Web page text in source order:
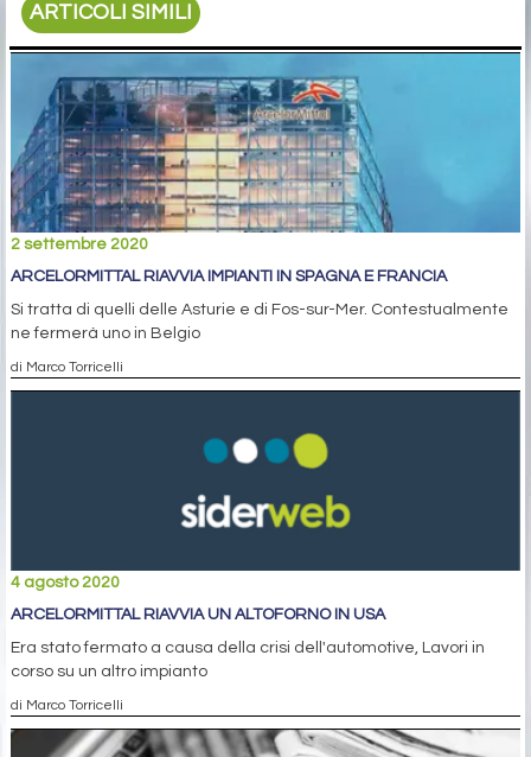
ARTICOLI SIMILI
2 settembre 2020
ARCELORMITTAL RIAVVIA IMPIANTI IN SPAGNA E FRANCIA
Si tratta di quelli delle Asturie e di Fos-sur-Mer. Contestualmente
ne fermerà uno in Belgio
di Marco Torricelli
4 agosto 2020
ARCELORMITTAL RIAVVIA UN ALTOFORNO IN USA
Era stato fermato a causa della crisi dell'automotive, Lavori in
corso su un altro impianto
di Marco Torricelli